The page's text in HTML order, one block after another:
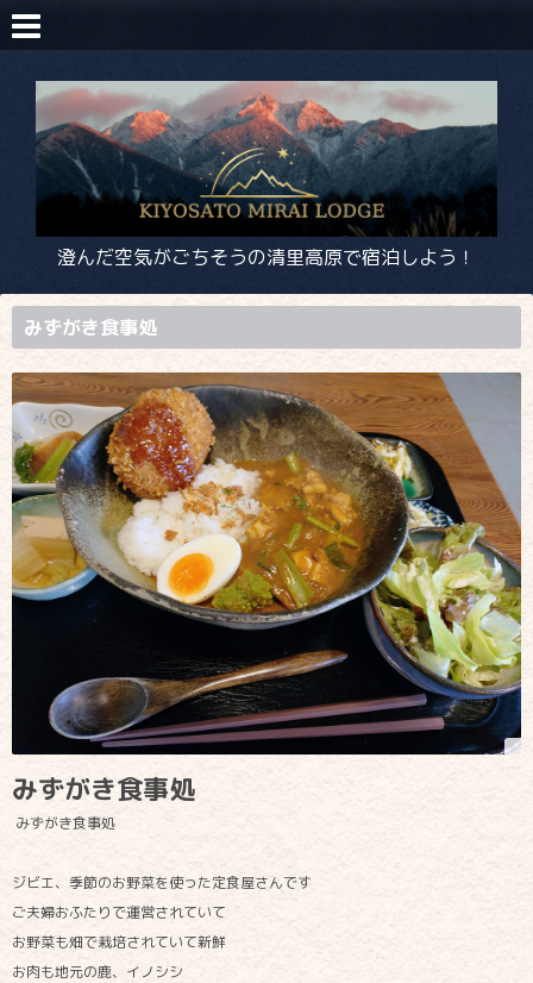
澄んだ空気がごちそうの清里高原で宿泊しよう！
みずがき食事処
みずがき食事処
みずがき食事処
ジビエ、季節のお野菜を使った定食屋さんです
ご夫婦おふたりで運営されていて
お野菜も畑で栽培されていて新鮮
お肉も地元の鹿、イノシシ